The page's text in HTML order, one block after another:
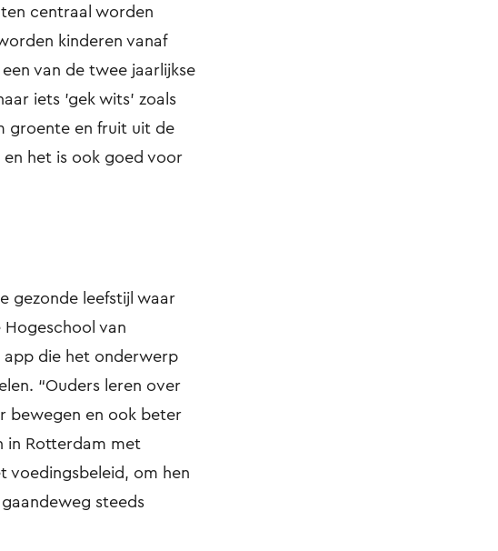
centraal worden
kinderen vanaf
van de twee jaarlijkse
iets 'gek wits' zoals
groente en fruit uit de
en het is ook goed voor
gezonde leefstijl waar
van
app die het onderwerp
“Ouders leren over
bewegen en ook beter
in Rotterdam met
voedingsbeleid, om hen
steeds